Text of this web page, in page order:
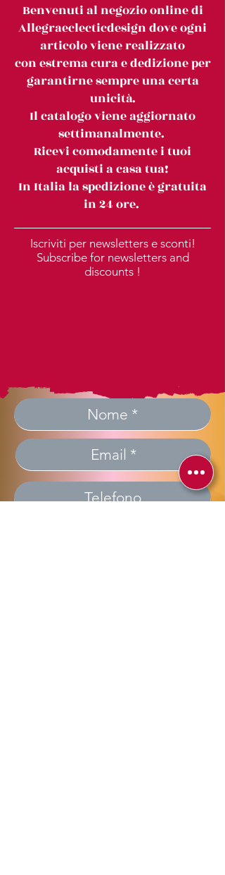
Benvenuti al negozio online di
Allegraeclecticdesign dove ogni
articolo viene realizzato
con estrema cura e dedizione per
garantirne sempre una certa
unicità.
Il catalogo viene aggiornato
settimanalmente.
Ricevi comodamente i tuoi
acquisti a casa tua!
In Italia la spedizione è gratuita
in 24 ore.
Iscriviti per newsletters e sconti!
Subscribe for newsletters and
discounts !